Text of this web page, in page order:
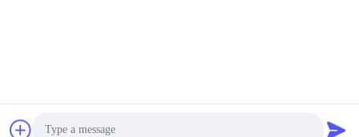
ANHUI CRYSTRO CRYSTAL MATERIALS Co., Ltd. . 複製権所